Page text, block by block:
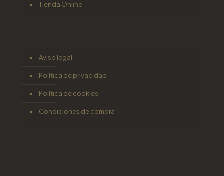
Tienda Online
Aviso legal
Política de privacidad
Política de cookies
Condiciones de compra